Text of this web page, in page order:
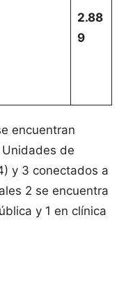
2.88
9
encuentran
de
y 3 conectados a
2 se encuentra
y 1 en clínica